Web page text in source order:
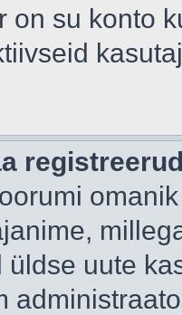
on su konto
uute